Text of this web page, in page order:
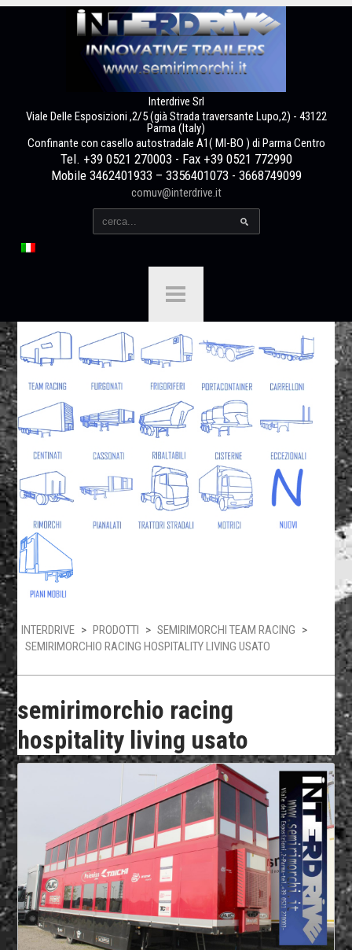
Interdrive Srl
Viale Delle Esposizioni ,2/5 (già Strada traversante Lupo,2) - 43122
Parma (Italy)
Confinante con casello autostradale A1( MI-BO ) di Parma Centro
Tel. +39 0521 270003 - Fax +39 0521 772990
Mobile 3462401933 – 3356401073 - 3668749099
comuv@interdrive.it
INTERDRIVE > PRODOTTI > SEMIRIMORCHI TEAM RACING >
SEMIRIMORCHIO RACING HOSPITALITY LIVING USATO
semirimorchio racing
hospitality living usato